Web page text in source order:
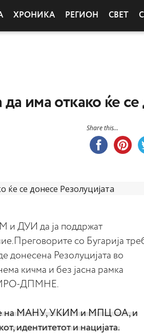
ХРОНИКА РЕГИОН СВЕТ
има откако ќе
Share this...
и ДУИ да ја поддржат
со Бугарија
донесена Резолуцијата во
кичма и без јасна рамка
ВМРО-ДПМНЕ.
на МАНУ, УКИМ и МПЦ ОА, и
идентитетот и нацијата.